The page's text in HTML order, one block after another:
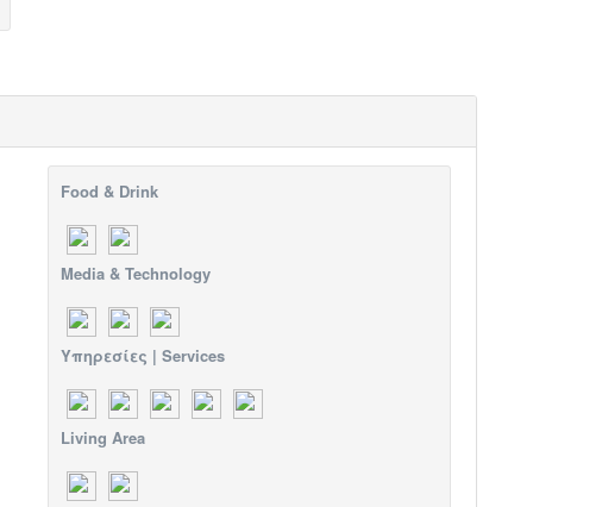
Food & Drink
Media & Technology
Υπηρεσίες | Services
Living Area